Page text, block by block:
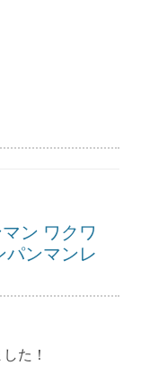
ン ワクワ
パンマンレ
た！